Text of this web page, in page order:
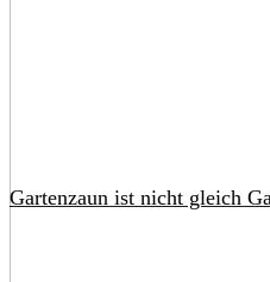
Gartenzaun ist nicht gleich